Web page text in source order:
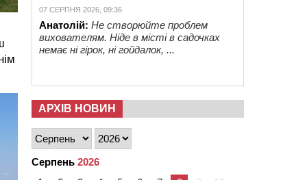
07 СЕРПНЯ 2026, 09:36
Анатолій: Не створюйте проблем
вихователям. Ніде в місті в садочках
немає ні гірок, ні гойдалок, ...
АРХІВ НОВИН
Серпень 2026